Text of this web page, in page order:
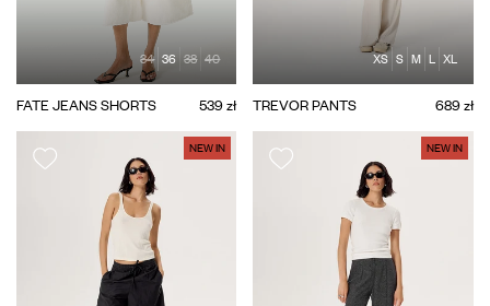
34 36 38 40
FATE JEANS SHORTS 539 zł
XS S M L XL
TREVOR PANTS 689 zł
NEW IN NEW IN